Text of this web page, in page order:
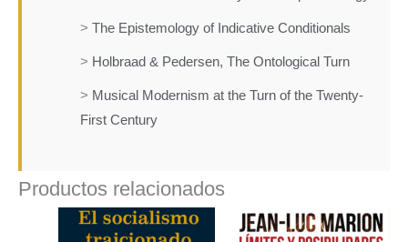
> The Epistemology of Indicative Conditionals
> Holbraad & Pedersen, The Ontological Turn
> Musical Modernism at the Turn of the Twenty-
First Century
Productos relacionados